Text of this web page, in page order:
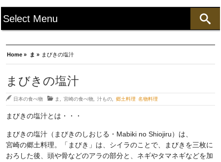
Home » ま » まびきの塩汁
まびきの塩汁
日本の食べ物 ま 宮崎の食べ物 汁もの 郷土料理 名物料理
まびきの塩汁とは・・・
まびきの塩汁（まびきのしおじる・Mabiki no Shiojiru）は、
宮崎の郷土料理。「まびき」は、シイラのことで、まびきを三枚に
おろした後、頭や骨などのアラの部分と、ネギやタマネギなどを加